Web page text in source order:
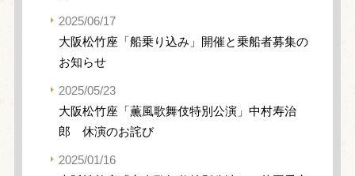
2025/06/17
大阪松竹座「船乗り込み」開催と乗船者募集の
お知らせ
2025/05/23
大阪松竹座「薫風歌舞伎特別公演」中村寿治
郎 休演のお詫び
2025/01/16